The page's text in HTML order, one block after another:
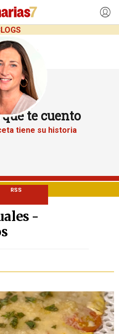
te cuento
tiene su historia
RSS
-